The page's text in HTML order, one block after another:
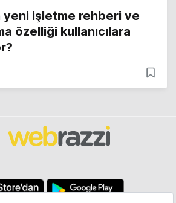
yeni işletme rehberi ve
özelliği kullanıcılara